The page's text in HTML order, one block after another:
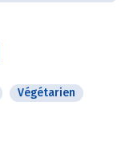
Végétarien